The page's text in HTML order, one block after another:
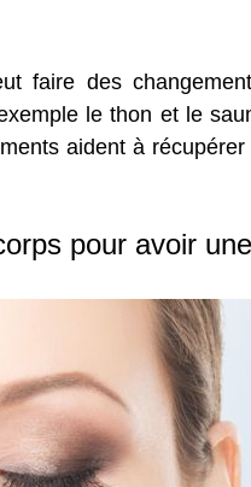
faire des
le thon et le
aident à
pour avoir